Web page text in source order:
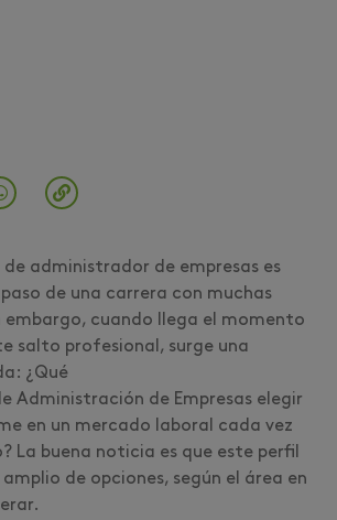
administrador de empresas es
de una carrera con muchas
embargo, cuando llega el momento
salto profesional, surge una
¿Qué
Administración de Empresas elegir
en un mercado laboral cada vez
La buena noticia es que este perfil
de opciones, según el área en